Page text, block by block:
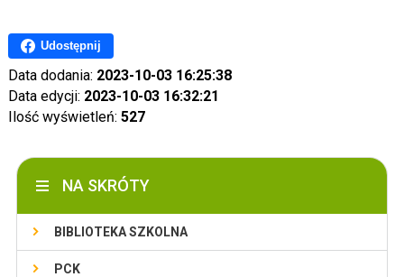
Udostępnij
Data dodania: 2023-10-03 16:25:38
Data edycji: 2023-10-03 16:32:21
Ilość wyświetleń: 527
NA SKRÓTY
BIBLIOTEKA SZKOLNA
PCK